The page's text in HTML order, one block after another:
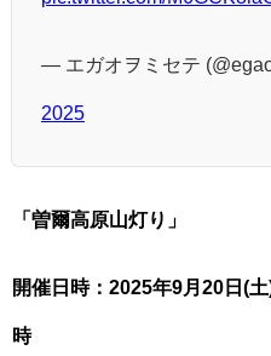
— エガオヲミセテ
2025
「曽爾高原山灯り」
開催日時：2025年9月20日(
時